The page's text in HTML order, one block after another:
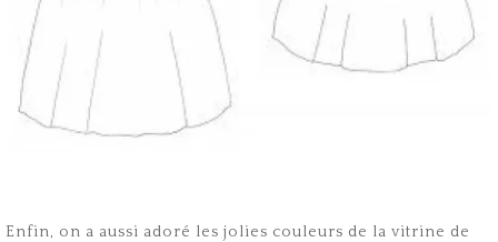
Enfin, on a aussi adoré les jolies couleurs de la vitrine de